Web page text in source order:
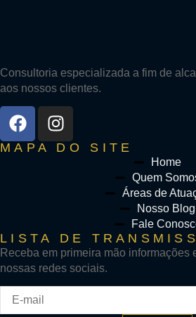
Consultoria especializada a fim de
aos nossos clientes.
MAPA DO SITE
Home
Quem
Áreas de
Nosso Blog
Fale
LISTA DE
Receba em primeira mão informações
nossas redes sociais.